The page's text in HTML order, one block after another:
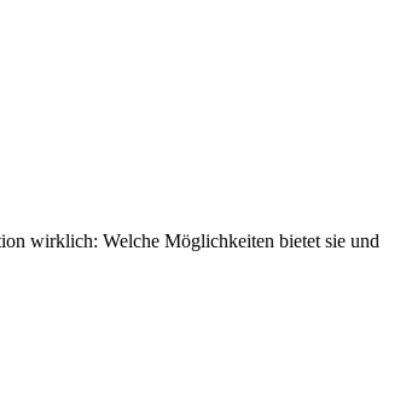
wirklich: Welche Möglichkeiten bietet sie und